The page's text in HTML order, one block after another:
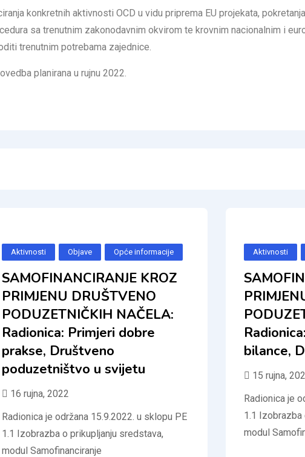
konkretnih aktivnosti OCD u vidu priprema EU projekata,
sa trenutnim zakonodavnim okvirom te krovnim nacionalnim i
trenutnim potrebama zajednice.
planirana u rujnu 2022.
Aktivnosti Objave Opće informacije
SAMOFINANCIRANJE KROZ
PRIMJENU DRUŠTVENO
PODUZETNIČKIH NAČELA:
Radionica: Primjeri dobre
prakse, Društveno
poduzetništvo u svijetu
16 rujna, 2022
Radionica je održana 15.9.2022. u sklopu PE
1.1 Izobrazba o prikupljanju sredstava,
modul Samofinanciranje
Aktivnosti
bilance,
15 rujna,
Radionica je
1.1 Izobrazba
modul